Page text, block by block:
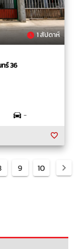
1 สัปดาห์
ร์ 36
-
9 10